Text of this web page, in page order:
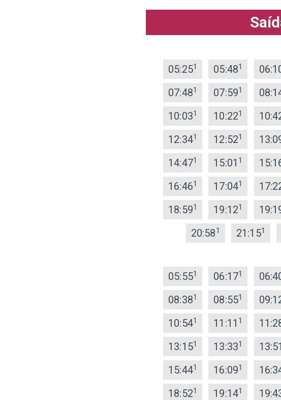
05:251 05:481
07:481 07:591
10:031 10:221
12:341 12:521
14:471 15:01 1
16:461 17:041
18:591 19:121
20:581 21:151
05:551 06:171
08:381 08:551
10:541 11:11 1
13:151 13:331 13:51
15:441 16:091
18:521 19:141